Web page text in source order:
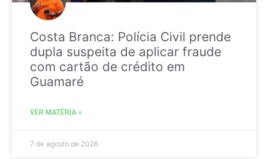
Costa Branca: Polícia Civil prende
dupla suspeita de aplicar fraude
com cartão de crédito em
Guamaré
VER MATÉRIA »
7 de agosto de 2026